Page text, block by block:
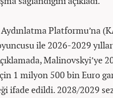
Platformu’na
ile 2026-2029
Malinovskyi’ye
1 milyon 500 bin Euro
ifade edildi. 2028/2029